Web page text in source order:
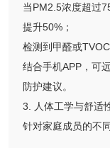
当PM2.5浓度超过
提升50%；
检测到甲醛或
结合手机APP，可
防护建议。
3. 人体工学与舒适
针对家庭成员的不